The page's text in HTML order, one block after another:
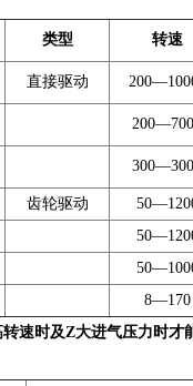
类型 转速
直接驱动 200
200
300
齿轮驱动 50
50
50
8—170
速时及Z大进气压力时才